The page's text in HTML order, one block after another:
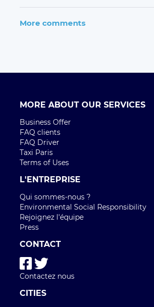
More comments
MORE ABOUT OUR SERVICES
Business Offer
FAQ clients
FAQ Driver
Taxi Paris
Terms of Uses
L'ENTREPRISE
Qui sommes-nous ?
Environmental Social Responsibility
Rejoignez l'équipe
Press
CONTACT
Contactez nous
CITIES